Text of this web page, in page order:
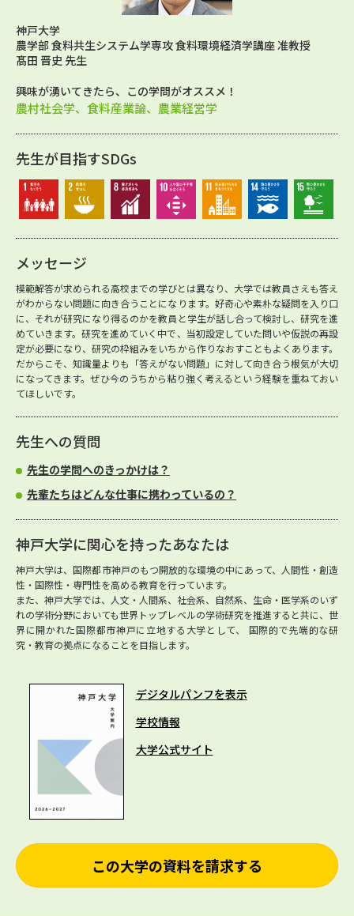
神戸大学
農学部 食料共生システム学専攻 食料環境経済学講座 准教授
髙田 晋史 先生
興味が湧いてきたら、この学問がオススメ！
農村社会学、食料産業論、農業経営学
先生が目指すSDGs
メッセージ
模範解答が求められる高校までの学びとは異なり、大学では教員さえも答え
がわからない問題に向き合うことになります。好奇心や素朴な疑問を入り口
に、それが研究になり得るのかを教員と学生が話し合って検討し、研究を進
めていきます。研究を進めていく中で、当初設定していた問いや仮説の再設
定が必要になり、研究の枠組みをいちから作りなおすこともよくあります。
だからこそ、知識量よりも「答えがない問題」に対して向き合う根気が大切
になってきます。ぜひ今のうちから粘り強く考えるという経験を重ねておい
てほしいです。
先生への質問
先生の学問へのきっかけは？
先輩たちはどんな仕事に携わっているの？
神戸大学に関心を持ったあなたは
神戸大学は、国際都市神戸のもつ開放的な環境の中にあって、人間性・創造
性・国際性・専門性を高める教育を行っています。
また、神戸大学では、人文・人間系、社会系、自然系、生命・医学系のいず
れの学術分野においても世界トップレベルの学術研究を推進すると共に、世
界に開かれた国際都市神戸に立地する大学として、 国際的で先端的な研
究・教育の拠点になることを目指します。
デジタルパンフを表示
学校情報
大学公式サイト
この大学の資料を請求する